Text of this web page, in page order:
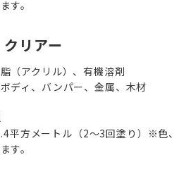
す。
リアー
（アクリル）、有機溶剤
ディ、バンパー、金属、木材
平方メートル（2～3回塗り）※色
す。